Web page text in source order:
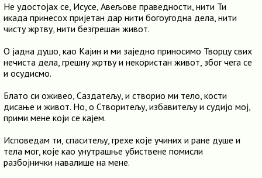
Не удостојах се, Исусе, Авељове праведности, нити Ти
икада принесох пријетан дар нити богоугодна дела, нити
чисту жртву, нити безгрешан живот.
О јадна душо, као Кајин и ми заједно приносимо Творцу свих
нечиста дела, грешну жртву и некористан живот, због чега се
и осудисмо.
Блато си оживео, Саздатељу, и створио ми тело, кости
дисање и живот. Но, о Створитељу, избавитељу и судијо мој,
прими мене који се кајем.
Исповедам ти, спаситељу, грехе које учиних и ране душе и
тела мог, које као унутрашње убиствене помисли
разбојнички навалише на мене.